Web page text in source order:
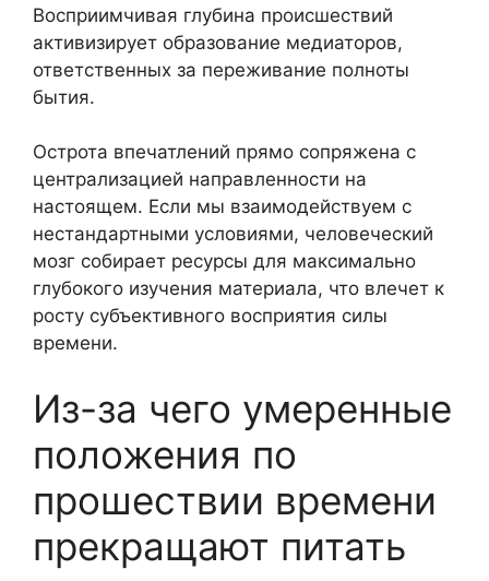
Восприимчивая глубина происшествий
активизирует образование медиаторов,
ответственных за переживание полноты
бытия.
Острота впечатлений прямо сопряжена с
централизацией направленности на
настоящем. Если мы взаимодействуем с
нестандартными условиями, человеческий
мозг собирает ресурсы для максимально
глубокого изучения материала, что влечет к
росту субъективного восприятия силы
времени.
Из-за чего умеренные
положения по
прошествии времени
прекращают питать